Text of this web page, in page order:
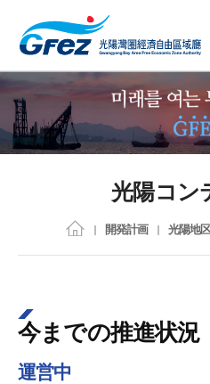
光陽コン
開発計画 光陽地区
今までの推進状況
運営中